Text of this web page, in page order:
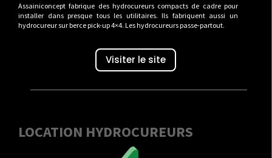
Assainiconcept fabrique des hydrocureurs compacts de cadre pour
installer dans presque tous les utilitaires. Ils fabriquent aussi un
hydrocureur sur berce pick-up 4×4. Les hydrocureurs passe-partout.
Visiter le site
LOCATION HYDROCUREURS